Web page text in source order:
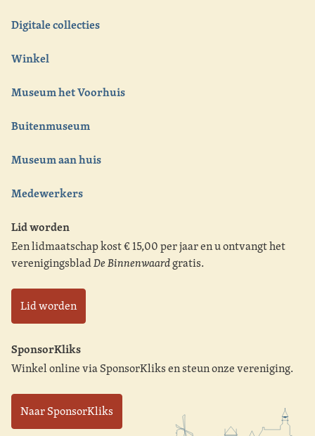
Digitale collecties
Winkel
Museum het Voorhuis
Buitenmuseum
Museum aan huis
Medewerkers
Lid worden
Een lidmaatschap kost € 15,00 per jaar en u ontvangt het
verenigingsbladDe Binnenwaardgratis.
Lid worden
SponsorKliks
Winkel online via SponsorKliks en steun onze vereniging.
Naar SponsorKliks